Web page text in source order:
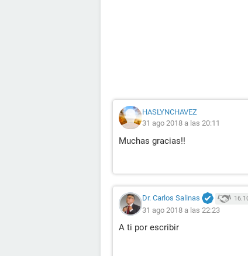
HASLYNCHAVEZ
31 ago 2018 a las 20:11
Muchas gracias!!
Dr. Carlos Salinas
31 ago 2018 a las 22:23
A ti por escribir